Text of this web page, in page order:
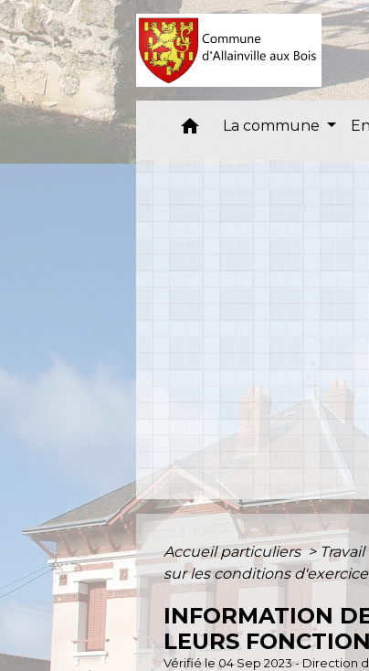
home La commune
Accueil particuliers>
sur les conditions
INFORMATION
LEURS
Vérifié le 04 Sep 2023 - Direction